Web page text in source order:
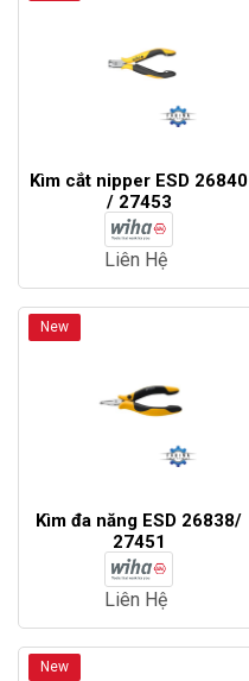
Kìm cắt nipper ESD 26840
/ 27453
Liên Hệ
New
Kìm đa năng ESD 26838/
27451
Liên Hệ
New